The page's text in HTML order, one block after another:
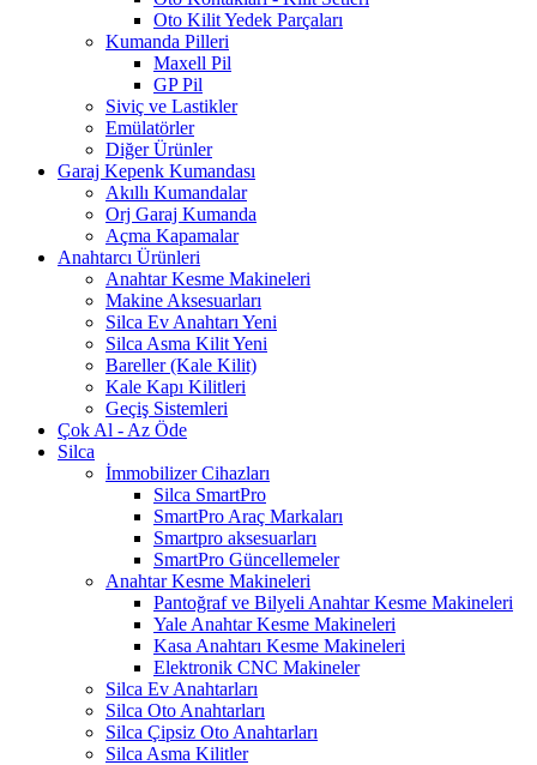
Oto Kilit Yedek Parçaları
Kumanda Pilleri
Maxell Pil
GP Pil
Siviç ve Lastikler
Emülatörler
Diğer Ürünler
Garaj Kepenk Kumandası
Akıllı Kumandalar
Orj Garaj Kumanda
Açma Kapamalar
Anahtarcı Ürünleri
Anahtar Kesme Makineleri
Makine Aksesuarları
Silca Ev Anahtarı Yeni
Silca Asma KilitYeni
Bareller (Kale Kilit)
Kale Kapı Kilitleri
Geçiş Sistemleri
Çok Al - Az Öde
Silca
İmmobilizer Cihazları
Silca SmartPro
SmartPro Araç Markaları
Smartpro aksesuarları
SmartPro Güncellemeler
Anahtar Kesme Makineleri
Pantoğraf ve Bilyeli Anahtar Kesme Makineleri
Yale Anahtar Kesme Makineleri
Kasa Anahtarı Kesme Makineleri
Elektronik CNC Makineler
Silca Ev Anahtarları
Silca Oto Anahtarları
Silca Çipsiz Oto Anahtarları
Silca Asma Kilitler